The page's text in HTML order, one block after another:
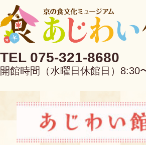
TEL 075-321-8680
開館時間（水曜日休館日）8:30
EN